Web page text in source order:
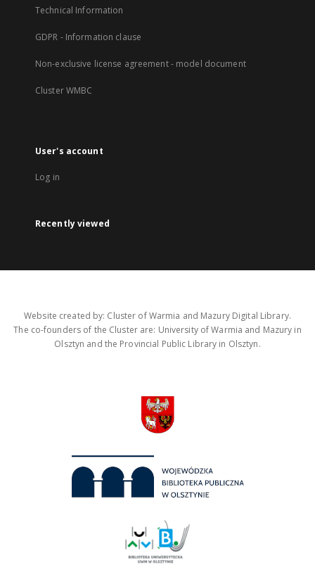
Technical Information
GDPR - Information clause
Non-exclusive license agreement - model document
Cluster WMBC
User's account
Log in
Recently viewed
Website created by: Cluster of Warmia and Mazury Digital Library.
The co-founders of the Cluster are: University of Warmia and Mazury in
Olsztyn and the Provincial Public Library in Olsztyn.